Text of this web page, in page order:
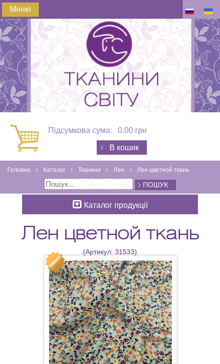
Меню
Підсумкова сума: 0.00 грн
В кошик
Головна Каталог Тканини Лен Лен цветной ткань
ПОШУК
Каталог продукції
Лен цветной ткань
(Артикул: 31533)